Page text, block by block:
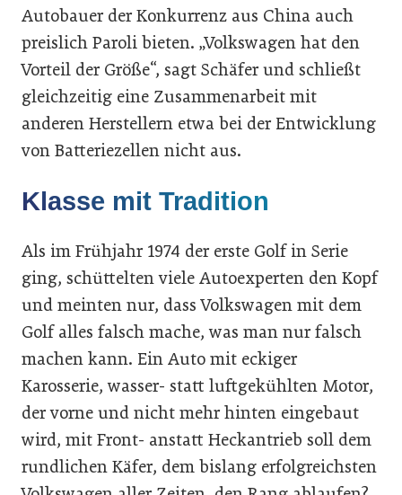
Autobauer der Konkurrenz aus China auch
preislich Paroli bieten. „Volkswagen hat den
Vorteil der Größe“, sagt Schäfer und schließt
gleichzeitig eine Zusammenarbeit mit
anderen Herstellern etwa bei der Entwicklung
von Batteriezellen nicht aus.
Klasse mit Tradition
Als im Frühjahr 1974 der erste Golf in Serie
ging, schüttelten viele Autoexperten den Kopf
und meinten nur, dass Volkswagen mit dem
Golf alles falsch mache, was man nur falsch
machen kann. Ein Auto mit eckiger
Karosserie, wasser- statt luftgekühlten Motor,
der vorne und nicht mehr hinten eingebaut
wird, mit Front- anstatt Heckantrieb soll dem
rundlichen Käfer, dem bislang erfolgreichsten